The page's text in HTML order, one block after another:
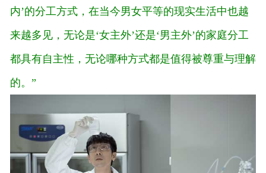
内’的分工方式，在当今男女平等的现实生活中也越
来越多见，无论是‘女主外’还是‘男主外’的家庭分工
都具有自主性，无论哪种方式都是值得被尊重与理解
的。”